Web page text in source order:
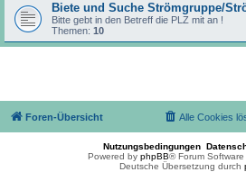
Biete und Suche Strömgruppe/
Bitte gebt in den Betreff die PLZ mit an !
Themen: 10
Foren-Übersicht Alle Cookies
Nutzungsbedingungen
Powered by phpBB® Forum
Deutsche Übersetzung durch